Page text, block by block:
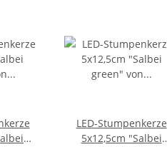
LED-Stumpenkerze
5x12,5cm "Salbei